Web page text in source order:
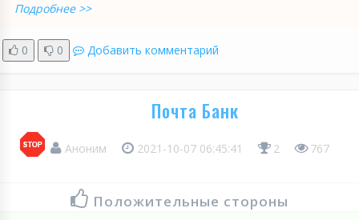
Подробнее >>
0 0 Добавить комментарий
Почта Банк
Аноним 2021-10-07 06:45:41 2 767
Положительные стороны